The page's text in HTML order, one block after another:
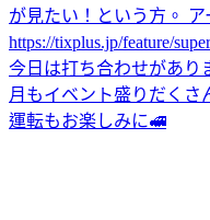
が見たい！という方。 ア
https://tixplus.jp/feature/
今日は打ち合わせがあり
月もイベント盛りだくさ
運転もお楽しみに🚅